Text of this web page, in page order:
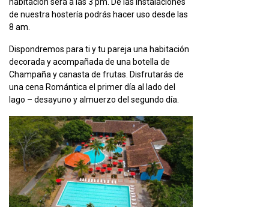
de nuestra hostería podrás hacer uso desde las
8 am.
Dispondremos para ti y tu pareja una habitación
decorada y acompañada de una botella de
Champaña y canasta de frutas. Disfrutarás de
una cena Romántica el primer día al lado del
lago – desayuno y almuerzo del segundo día.